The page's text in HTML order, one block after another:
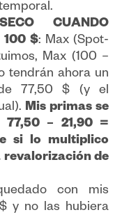
CUANDO
100 $: Max (Spot-
Max (100 –
tendrán ahora un
77,50 $ (y el
Mis primas se
77,50 – 21,90 =
si lo multiplico
de
con mis
y no las hubiera